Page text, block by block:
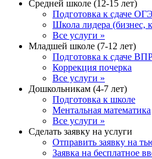
Средней школе (12-15 лет)
Подготовка к сдаче ОГЭ
Школа лидера (бизнес,
Все услуги »
Младшей школе (7-12 лет)
Подготовка к сдаче
Коррекция почерка
Все услуги »
Дошкольникам (4-7 лет)
Подготовка к школе
Ментальная математика
Все услуги »
Сделать заявку на услуги
Отправить заявку на
Заявка на бесплатное